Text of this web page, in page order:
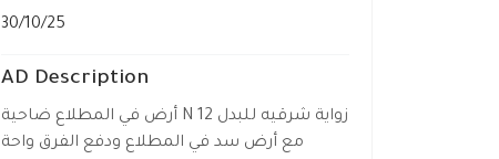
30/10/25
AD Description
أرض في المطلاع ضاحية N 12 زواية شرقيه للبدل
مع أرض سد في المطلاع ودفع الفرق واحة